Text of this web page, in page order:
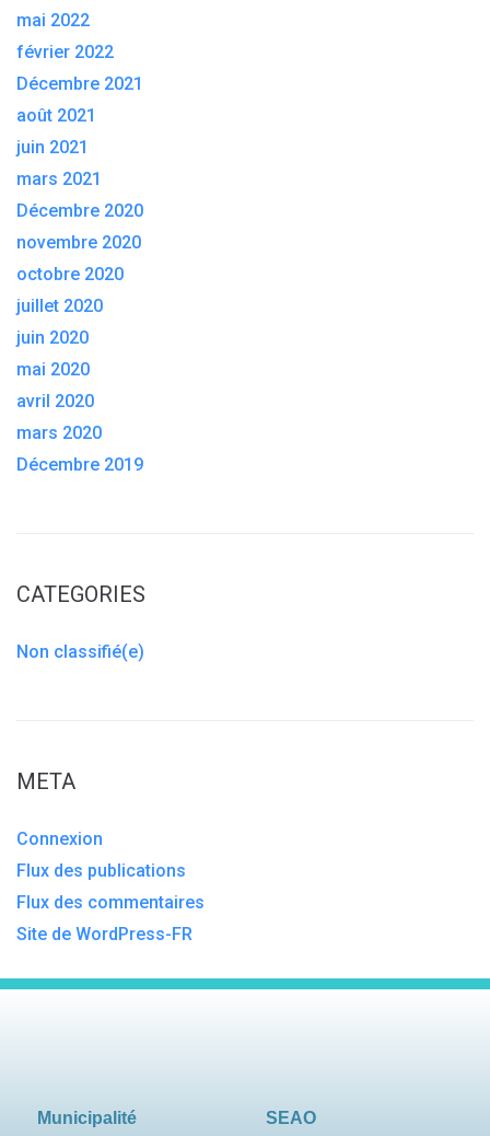
mai 2022
février 2022
Décembre 2021
août 2021
juin 2021
mars 2021
Décembre 2020
novembre 2020
octobre 2020
juillet 2020
juin 2020
mai 2020
avril 2020
mars 2020
Décembre 2019
CATEGORIES
Non classifié(e)
META
Connexion
Flux des publications
Flux des commentaires
Site de WordPress-FR
Municipalité SEAO